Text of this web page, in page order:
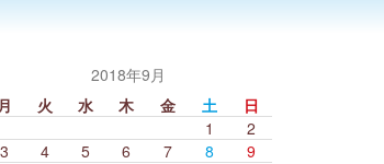
2018年9月
月
火 水 木 金 土
日
1
2
3
4 5 6 7 8
9